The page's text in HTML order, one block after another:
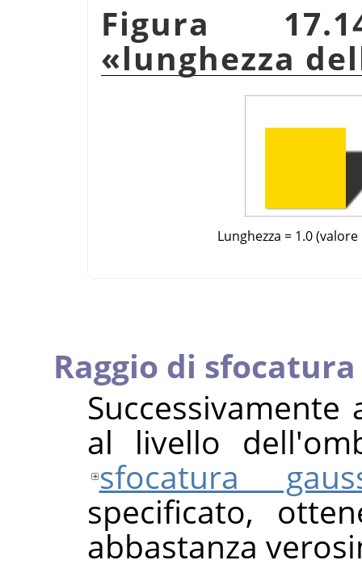
Figura
«lunghezza
Lunghezza = 1.0
Raggio di sfocatura
al livello
sfocatura
specificato,
abbastanza